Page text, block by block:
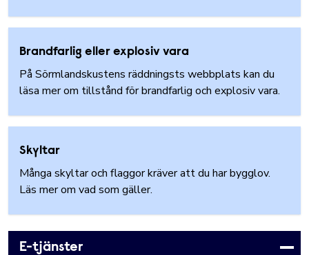
Brandfarlig eller explosiv vara
På Sörmlandskustens räddningsts webbplats kan du
läsa mer om tillstånd för brandfarlig och explosiv vara.
Skyltar
Många skyltar och flaggor kräver att du har bygglov.
Läs mer om vad som gäller.
E-tjänster